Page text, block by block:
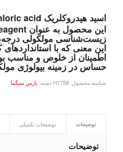
اسید هیدروکلریک Hydrochloric acid
زیست‌شناسی مولکولی
این معنی که با استانداردهای
اطمینان از خلوص و مناسب
حساس در زمینه بیولوژی
شناسه محصول: H1758 دسته: پارس سیگما
توضیحات توضیحات تکمیلی
توضیحات